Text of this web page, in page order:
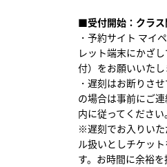
■受付開始：クラス
・予約サイト マイ
レット端末にかざ
付）をお願いいたし
・遅刻はお断りさ
の場合は事前にご
内に従ってください。
※遅刻でお入りい
ル扱いとしチケッ
す。お時間に余裕を